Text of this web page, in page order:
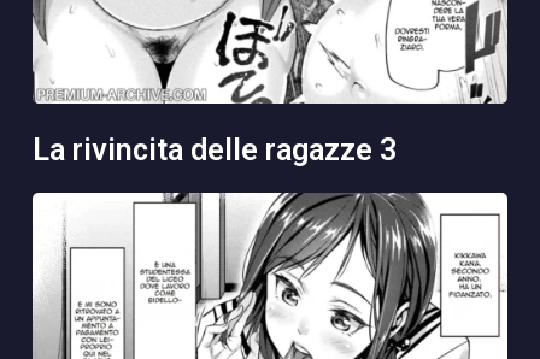
la rivincita delle ragazze 3